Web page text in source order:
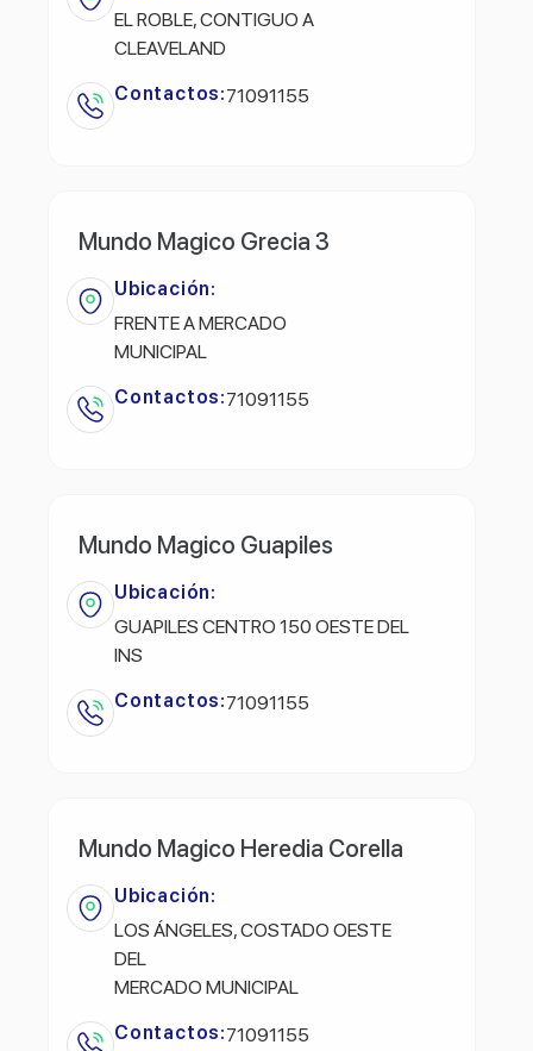
EL ROBLE, CONTIGUO A
CLEAVELAND
Contactos:71091155
Mundo Magico Grecia 3
Ubicación:
FRENTE A MERCADO
MUNICIPAL
Contactos:71091155
Mundo Magico Guapiles
Ubicación:
GUAPILES CENTRO 150 OESTE DEL
INS
Contactos:71091155
Mundo Magico Heredia Corella
Ubicación:
LOS ÁNGELES, COSTADO OESTE
DEL
MERCADO MUNICIPAL
Contactos:71091155